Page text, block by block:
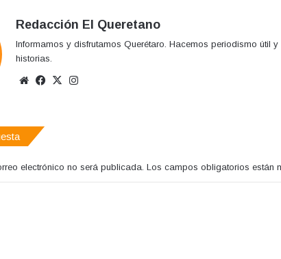
Redacción El Queretano
Informamos y disfrutamos Querétaro. Hacemos periodismo útil
historias.
Sitio
Facebook
X
electrónico no será publicada. Los campos obligatorios están